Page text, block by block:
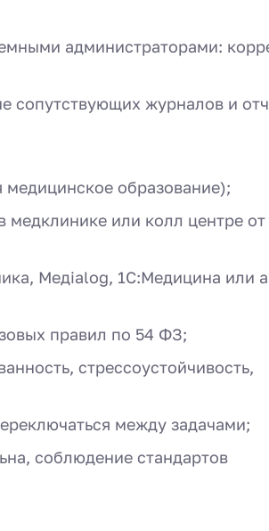
администраторами:
сопутствующих журналов и
медицинское образование);
или колл центре от
Медialog, 1С:Медицина или
правил по 54 ФЗ;
стрессоустойчивость,
между задачами;
соблюдение стандартов